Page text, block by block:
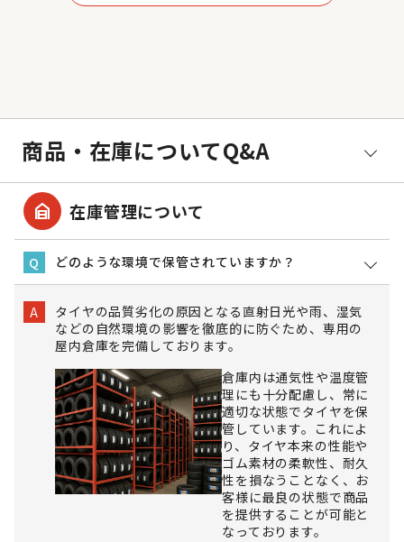
商品・在庫についてQ&A
garage_home 在庫管理について
Q どのような環境で保管されていますか？
A
タイヤの品質劣化の原因となる直射日光や雨、湿気
などの自然環境の影響を徹底的に防ぐため、専用の
屋内倉庫を完備しております。
倉庫内は通気性や温度管
理にも十分配慮し、常に
適切な状態でタイヤを保
管しています。これによ
り、タイヤ本来の性能や
ゴム素材の柔軟性、耐久
性を損なうことなく、お
客様に最良の状態で商品
を提供することが可能と
なっております。